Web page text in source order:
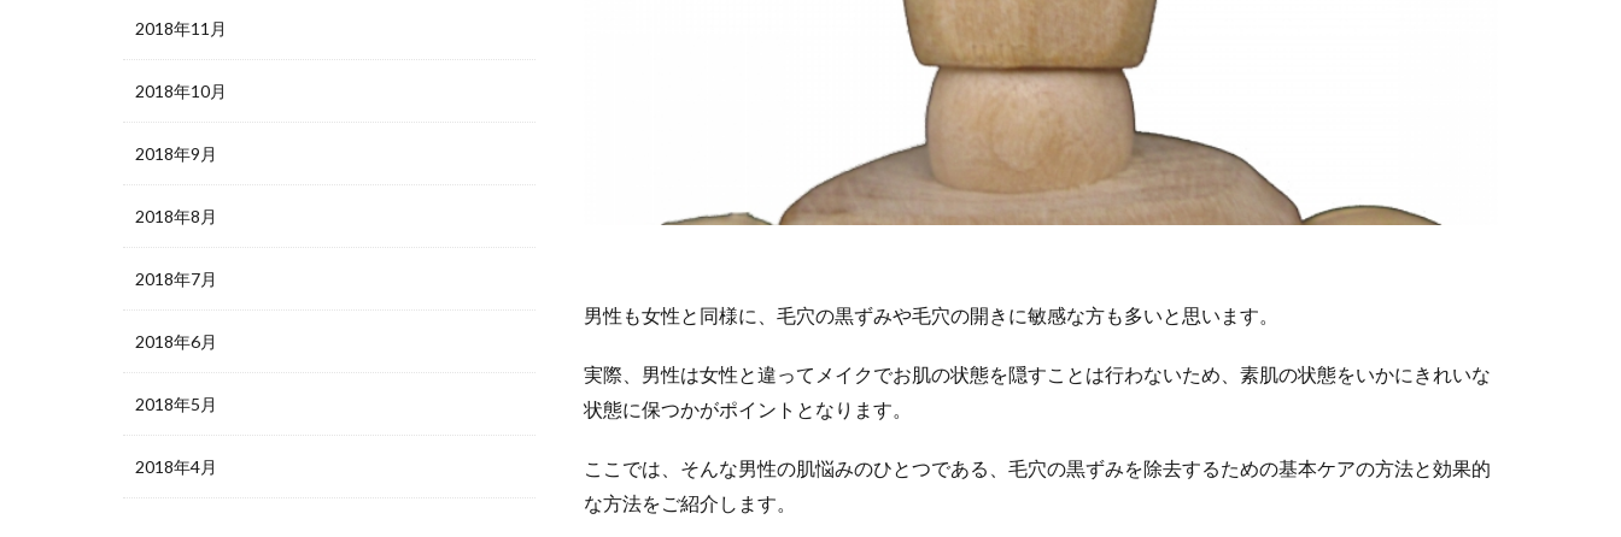
男性も女性と同様に、毛穴の黒ずみや毛穴の開きに敏感な方も多いと思います。
実際、男性は女性と違ってメイクでお肌の状態を隠すことは行わないため、素肌の状態をいかにきれいな
状態に保つかがポイントとなります。
ここでは、そんな男性の肌悩みのひとつである、毛穴の黒ずみを除去するための基本ケアの方法と効果的
な方法をご紹介します。
2018年11月
2018年10月
2018年9月
2018年8月
2018年7月
2018年6月
2018年5月
2018年4月